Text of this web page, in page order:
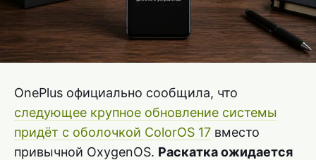
OnePlus официально сообщила, что
следующее крупное обновление системы
придёт с оболочкой ColorOS 17 вместо
привычной OxygenOS. Раскатка ожидается